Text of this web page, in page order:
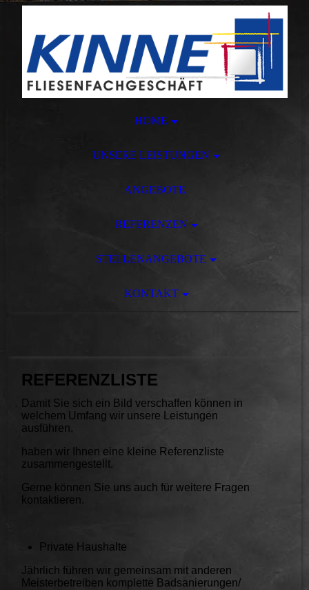
HOME
UNSERE LEISTUNGEN
ANGEBOTE
REFERENZEN
STELLENANGEBOTE
KONTAKT
REFERENZLISTE
Damit Sie sich ein Bild verschaffen können in
welchem Umfang wir unsere Leistungen
ausführen,
haben wir Ihnen eine kleine Referenzliste
zusammengestellt.
Gerne können Sie uns auch für weitere Fragen
kontaktieren.
Private Haushalte
Jährlich führen wir gemeinsam mit anderen
Meisterbetreiben komplette Badsanierungen/